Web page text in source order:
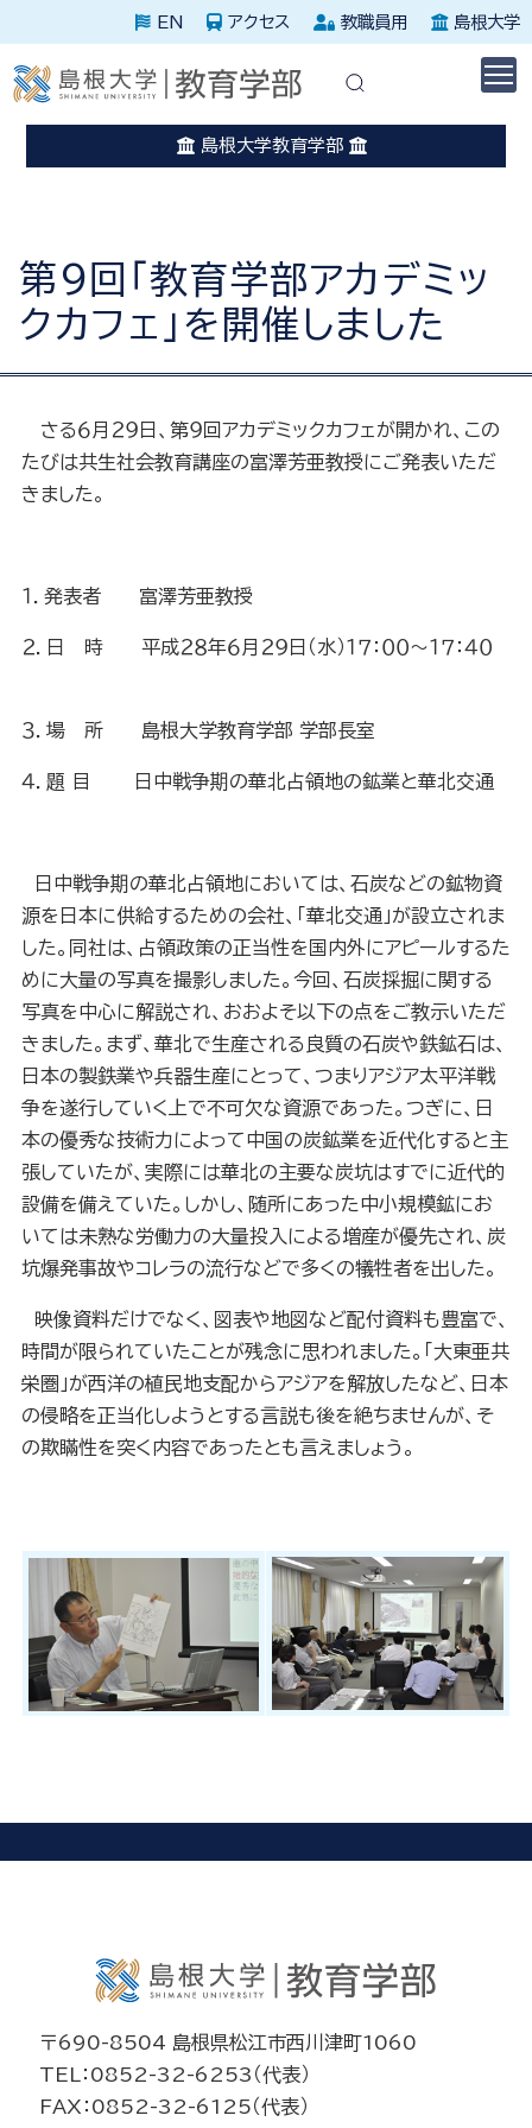
EN アクセス 教職員用 島根大学
島根大学教育学部
休講に関する情報はこちらを確認してください。
災害発生時はこちらを確認してください。
第９回「教育学部アカデミッ
クカフェ」を開催しました
さる６月２９日、第９回アカデミックカフェが開かれ、この
たびは共生社会教育講座の富澤芳亜教授にご発表いただ
きました。
１．発表者 富澤芳亜教授
２．日 時 平成２８年６月２９日（水）１７：００～１７：４０
３．場 所 島根大学教育学部 学部長室
４．題 目 日中戦争期の華北占領地の鉱業と華北交通
日中戦争期の華北占領地においては、石炭などの鉱物資
源を日本に供給するための会社、「華北交通」が設立されま
した。同社は、占領政策の正当性を国内外にアピールするた
めに大量の写真を撮影しました。今回、石炭採掘に関する
写真を中心に解説され、おおよそ以下の点をご教示いただ
きました。まず、華北で生産される良質の石炭や鉄鉱石は、
日本の製鉄業や兵器生産にとって、つまりアジア太平洋戦
争を遂行していく上で不可欠な資源であった。つぎに、日
本の優秀な技術力によって中国の炭鉱業を近代化すると主
張していたが、実際には華北の主要な炭坑はすでに近代的
設備を備えていた。しかし、随所にあった中小規模鉱にお
いては未熟な労働力の大量投入による増産が優先され、炭
坑爆発事故やコレラの流行などで多くの犠牲者を出した。
映像資料だけでなく、図表や地図など配付資料も豊富で、
時間が限られていたことが残念に思われました。「大東亜共
栄圏」が西洋の植民地支配からアジアを解放したなど、日本
の侵略を正当化しようとする言説も後を絶ちませんが、そ
の欺瞞性を突く内容であったとも言えましょう。
〒690-8504 島根県松江市西川津町1060
TEL：0852-32-6253（代表）
FAX：0852-32-6125（代表）